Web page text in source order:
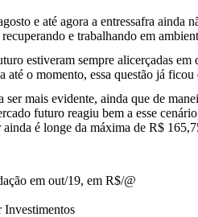
e até agora a entressafra
e trabalhando em
estiveram sempre alicerçadas
até o momento, essa questão já
mais evidente, ainda que de
futuro reagiu bem a esse
é longe da máxima de R$
em out/19, em R$/@
Investimentos